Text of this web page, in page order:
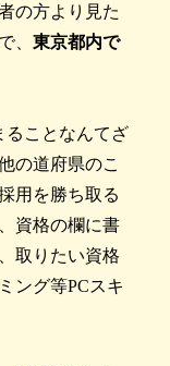
の方より見た
、東京都内で
ることなんてざ
の道府県のこ
用を勝ち取る
資格の欄に書
取りたい資格
ング等PCスキ